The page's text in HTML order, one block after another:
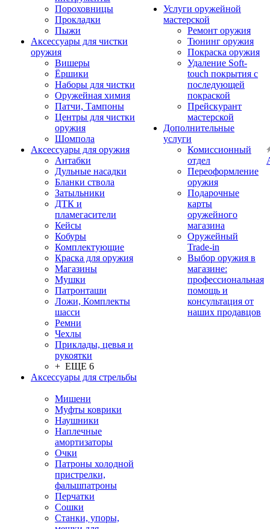
Пороховницы
Прокладки
Пыжи
Аксессуары для чистки
оружия
Вишеры
Ёршики
Наборы для чистки
Оружейная химия
Патчи, Тампоны
Центры для чистки
оружия
Шомпола
Аксессуары для оружия
Антабки
Дульные насадки
Бланки ствола
Затыльники
ДТК и
пламегасители
Кейсы
Кобуры
Комплектующие
Краска для оружия
Магазины
Мушки
Патронташи
Ложи, Комплекты
шасси
Ремни
Чехлы
Приклады, цевья и
рукоятки
+ ЕЩЕ 6
Аксессуары для стрельбы
Мишени
Муфты коврики
Наушники
Наплечные
амортизаторы
Очки
Патроны холодной
пристрелки,
фальшпатроны
Перчатки
Сошки
Станки, упоры,
Услуги оружейной
мастерской
Ремонт оружия
Тюнинг оружия
Покраска оружия
Удаление Soft-
touch покрытия с
последующей
покраской
Прейскурант
мастерской
Дополнительные
услуги
Комиссионный
отдел
Переоформление
оружия
Подарочные
карты
оружейного
магазина
Оружейный
Trade-in
Выбор оружия в
магазине:
профессиональная
помощь и
консультация от
наших продавцов